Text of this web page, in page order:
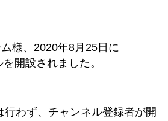
様、2020年8月25日に
開設されました。
行わず、チャンネル登録者が開